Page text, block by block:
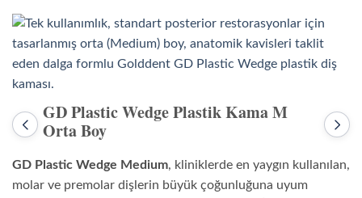
Önceki
Plastic
Wedge
GD Plastic Wedge Plastik Kama M
Orta Boy
GD Plastic Wedge Medium, kliniklerde en yaygın kullanılan,
molar ve premolar dişlerin büyük çoğunluğuna uyum